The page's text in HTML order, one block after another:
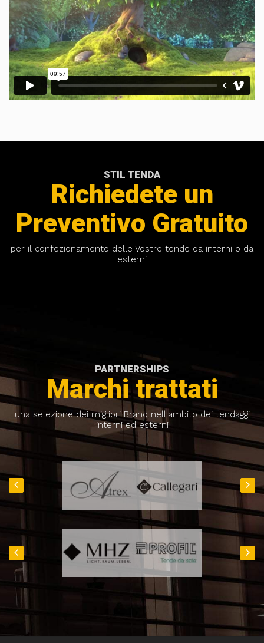
STIL TENDA
Richiedete un
Preventivo Gratuito
per il confezionamento delle Vostre tende da interni o da
esterni
PARTNERSHIPS
Marchi trattati
una selezione dei migliori Brand nell'ambito dei tendaggi
interni ed esterni